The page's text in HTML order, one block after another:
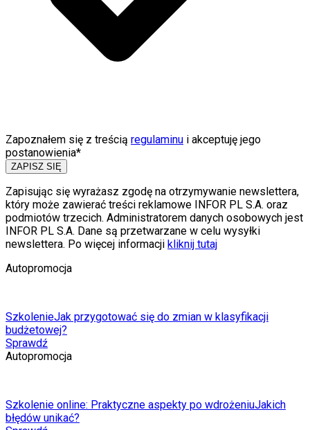
Zapoznałem się z treścią regulaminu i akceptuję jego
postanowienia*
ZAPISZ SIĘ
Zapisując się wyrażasz zgodę na otrzymywanie newslettera,
który może zawierać treści reklamowe INFOR PL S.A. oraz
podmiotów trzecich. Administratorem danych osobowych jest
INFOR PL S.A. Dane są przetwarzane w celu wysyłki
newslettera. Po więcej informacji kliknij tutaj
Autopromocja
SzkolenieJak przygotować się do zmian w klasyfikacji
budżetowej?
Sprawdź
Autopromocja
Szkolenie online: Praktyczne aspekty po wdrożeniuJakich
błędów unikać?